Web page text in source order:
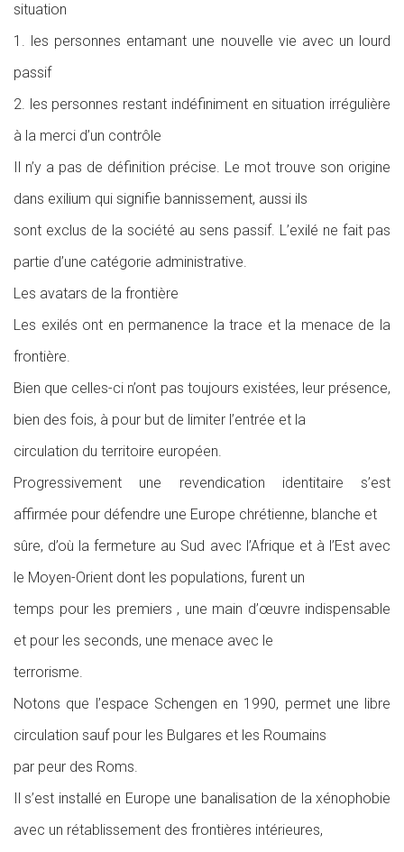
situation
1. les personnes entamant une nouvelle vie avec un lourd
passif
2. les personnes restant indéfiniment en situation irrégulière
à la merci d’un contrôle
Il n’y a pas de définition précise. Le mot trouve son origine
dans exilium qui signifie bannissement, aussi ils
sont exclus de la société au sens passif. L’exilé ne fait pas
partie d’une catégorie administrative.
Les avatars de la frontière
Les exilés ont en permanence la trace et la menace de la
frontière.
Bien que celles-ci n’ont pas toujours existées, leur présence,
bien des fois, à pour but de limiter l’entrée et la
circulation du territoire européen.
Progressivement une revendication identitaire s’est
affirmée pour défendre une Europe chrétienne, blanche et
sûre, d’où la fermeture au Sud avec l’Afrique et à l’Est avec
le Moyen-Orient dont les populations, furent un
temps pour les premiers , une main d’œuvre indispensable
et pour les seconds, une menace avec le
terrorisme.
Notons que l’espace Schengen en 1990, permet une libre
circulation sauf pour les Bulgares et les Roumains
par peur des Roms.
Il s’est installé en Europe une banalisation de la xénophobie
avec un rétablissement des frontières intérieures,